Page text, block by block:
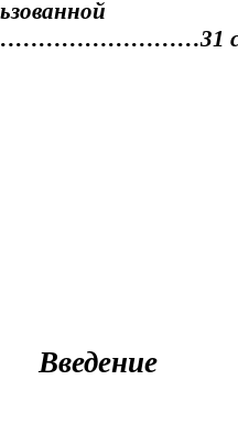
Введение